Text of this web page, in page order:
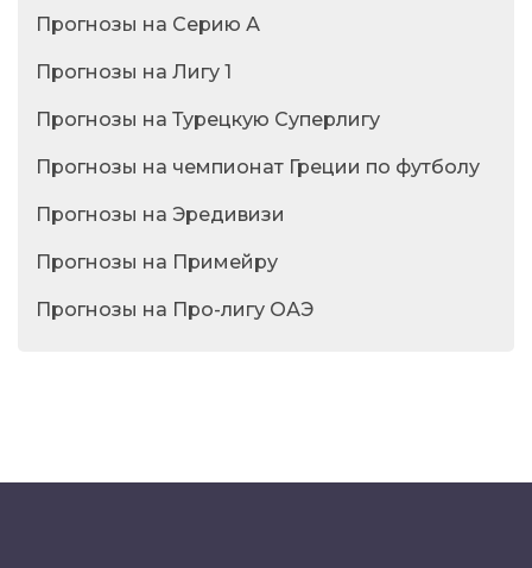
Прогнозы на Серию А
Прогнозы на Лигу 1
Прогнозы на Турецкую Суперлигу
Прогнозы на чемпионат Греции по футболу
Прогнозы на Эредивизи
Прогнозы на Примейру
Прогнозы на Про-лигу ОАЭ